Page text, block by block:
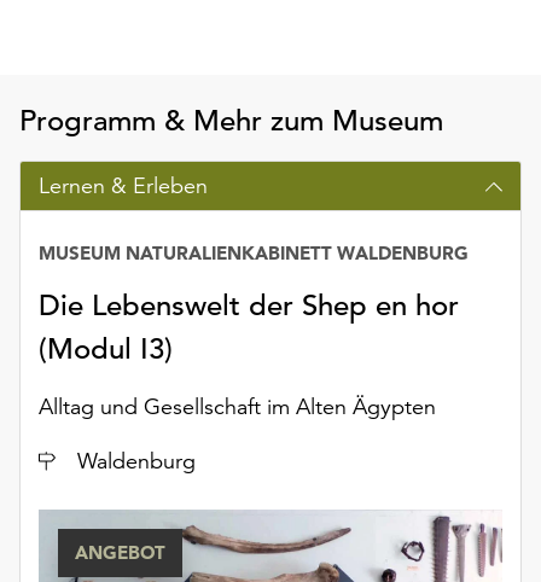
Programm & Mehr zum Museum
Lernen & Erleben
Die Lebenswelt der Shep en hor
(Modul I3)
MUSEUM NATURALIENKABINETT WALDENBURG
Alltag und Gesellschaft im Alten Ägypten
Ort
Waldenburg
ANGEBOT